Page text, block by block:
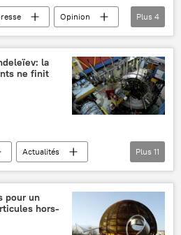
Opinion
(LHC)
et tech
Plus 4
la
ne finit
Actualités
Dmitri Mendeleïev
Fliorov
Plus 11
pour un
hors-